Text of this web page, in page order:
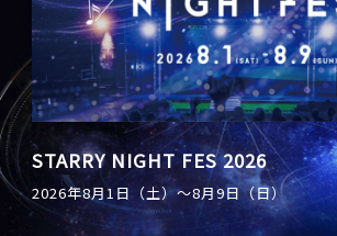
STARRY NIGHT FES 2026
2026年8月1日（土）〜8月9日（日）
「アイドルマスター シンデレラ
Star Village ACHI コラボレーシ
天空の楽園 ナイトツアースペシ
「天体観測会 supported by
日本一の星空写真室 〜星降る記
星兄 STARLIGHT SHOW